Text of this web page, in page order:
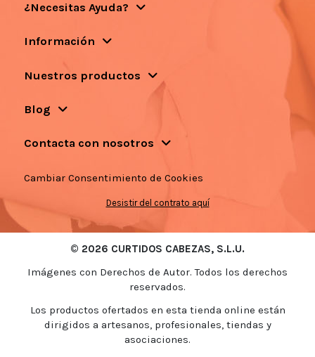
¿Necesitas Ayuda?
Información
Nuestros productos
Blog
Contacta con nosotros
Cambiar Consentimiento de Cookies
Desistir del contrato aquí
© 2026 CURTIDOS CABEZAS, S.L.U.
Imágenes con Derechos de Autor. Todos los derechos
reservados.
Los productos ofertados en esta tienda online están
dirigidos a artesanos, profesionales, tiendas y
asociaciones.